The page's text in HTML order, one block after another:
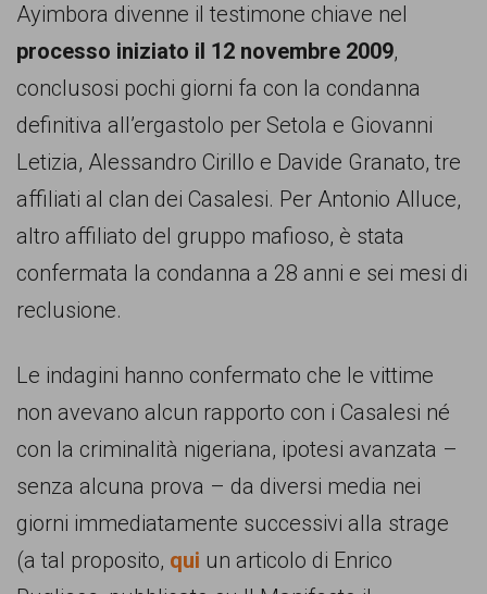
Ayimbora divenne il testimone chiave nel
processo iniziato il 12 novembre 2009,
conclusosi pochi giorni fa con la condanna
definitiva all’ergastolo per Setola e Giovanni
Letizia, Alessandro Cirillo e Davide Granato, tre
affiliati al clan dei Casalesi. Per Antonio Alluce,
altro affiliato del gruppo mafioso, è stata
confermata la condanna a 28 anni e sei mesi di
reclusione.
Le indagini hanno confermato che le vittime
non avevano alcun rapporto con i Casalesi né
con la criminalità nigeriana, ipotesi avanzata –
senza alcuna prova – da diversi media nei
giorni immediatamente successivi alla strage
(a tal proposito, qui un articolo di Enrico